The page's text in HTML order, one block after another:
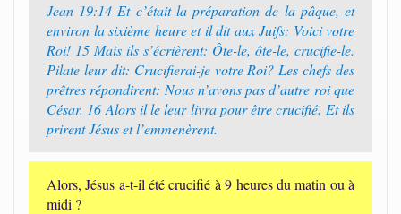
Jean 19:14 Et c’était la préparation de la pâque, et
environ la sixième heure et il dit aux Juifs: Voici votre
Roi! 15 Mais ils s’écrièrent: Ôte-le, ôte-le, crucifie-le.
Pilate leur dit: Crucifierai-je votre Roi? Les chefs des
prêtres répondirent: Nous n’avons pas d’autre roi que
César. 16 Alors il le leur livra pour être crucifié. Et ils
prirent Jésus et l’emmenèrent.
Alors, Jésus a-t-il été crucifié à 9 heures du matin ou à
midi ?